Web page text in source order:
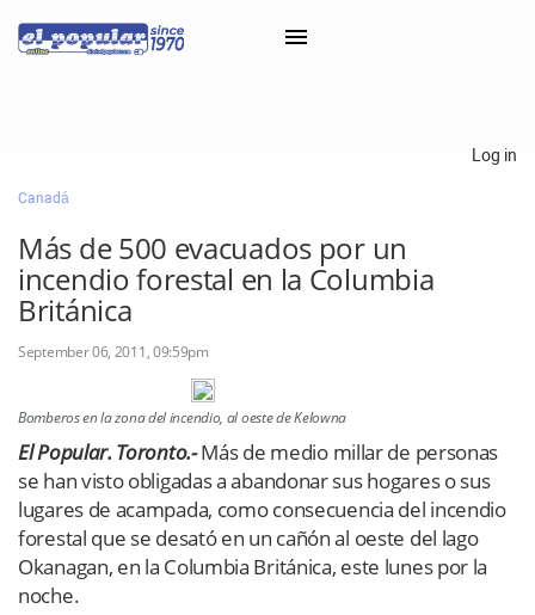
Classifieds
Categorías
Iniciar sesión con Clascal
Log in
Canadá
Más de 500 evacuados por un
incendio forestal en la Columbia
Británica
September 06, 2011, 09:59pm
Bomberos en la zona del incendio, al oeste de Kelowna
El Popular. Toronto.-Más de medio millar de personas
se han visto obligadas a abandonar sus hogares o sus
lugares de acampada, como consecuencia del incendio
forestal que se desató en un cañón al oeste del lago
Okanagan, en la Columbia Británica, este lunes por la
noche.